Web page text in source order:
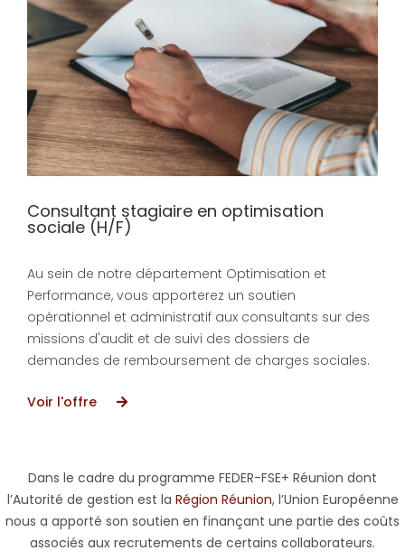
Consultant stagiaire en optimisation
sociale (H/F)
Au sein de notre département Optimisation et
Performance, vous apporterez un soutien
opérationnel et administratif aux consultants sur des
missions d'audit et de suivi des dossiers de
demandes de remboursement de charges sociales.
Voir l'offre
Dans le cadre du programme FEDER-FSE+ Réunion dont
l’Autorité de gestion est la Région Réunion, l’Union Européenne
nous a apporté son soutien en finançant une partie des coûts
associés aux recrutements de certains collaborateurs.